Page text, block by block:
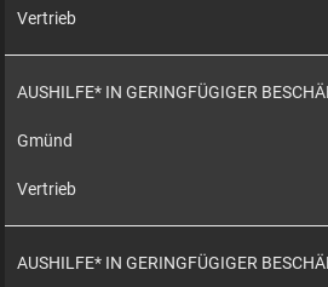
Vertrieb
AUSHILFE* IN GERINGFÜGIGER
Gmünd
Vertrieb
AUSHILFE* IN GERINGFÜGIGER